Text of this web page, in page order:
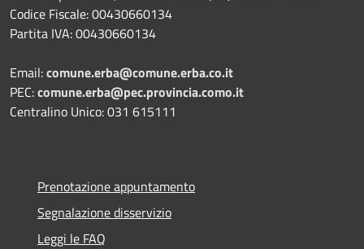
Codice Fiscale: 00430660134
Partita IVA: 00430660134
Email:comune.erba@comune.erba.co.it
PEC:comune.erba@pec.provincia.como.it
Centralino Unico: 031 615111
Prenotazione appuntamento
Segnalazione disservizio
Leggi le FAQ